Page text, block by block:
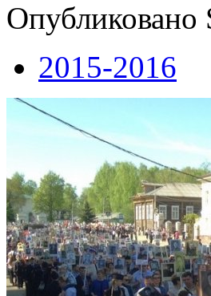
2015-2016